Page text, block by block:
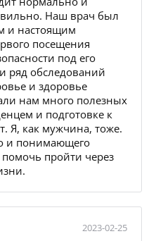
Наш врач был
и настоящим
посещения
под его
ряд обследований
и здоровье
нам много полезных
и подготовке к
Я, как мужчина, тоже.
и понимающего
помочь пройти через
2023-02-25